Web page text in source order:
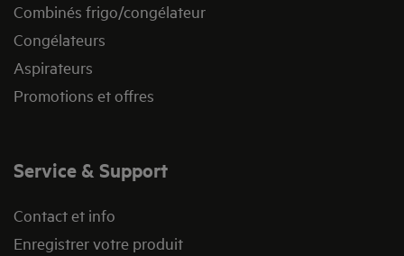
Combinés frigo/congélateur
Congélateurs
Aspirateurs
Promotions et offres
Service & Support
Contact et info
Enregistrer votre produit